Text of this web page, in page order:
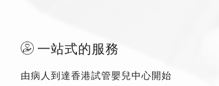
一站式的服務
由病人到達香港試管嬰兒中心開始